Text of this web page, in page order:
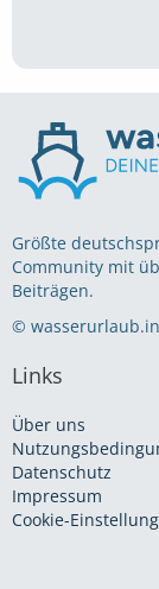
Größte
Community mit
Beiträgen.
©
Links
Über uns
Datenschutz
Impressum
Cookie-